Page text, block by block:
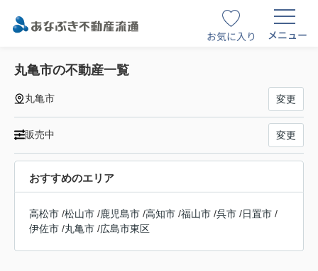
お気に入り メニュー
丸亀市の不動産一覧
丸亀市 変更
販売中 変更
おすすめのエリア
高松市 /松山市 /鹿児島市 /高知市 /福山市 /呉市 /日置市 /
伊佐市 /丸亀市 /広島市東区